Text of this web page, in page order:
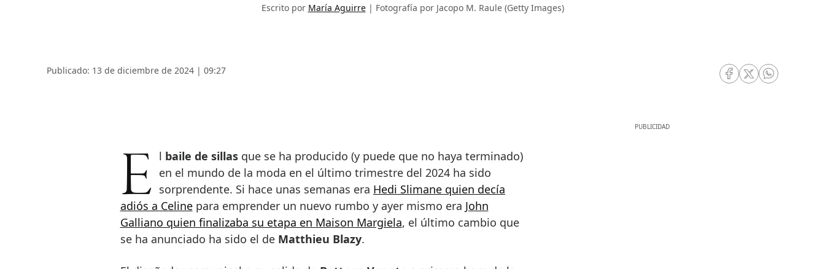
Escrito por María Aguirre Fotografía por Jacopo M. Raule (Getty Images)
Publicado: 13 de diciembre de 2024 | 09:27
RRSS Facebook
RRSS Twitter
RRSS
El baile de sillasque se ha producido (y puede que no haya terminado)
en el mundo de la moda en el último trimestre del 2024 ha sido
sorprendente. Si hace unas semanas era Hedi Slimane quien decía
adiós a Celinepara emprender un nuevo rumbo y ayer mismo era John
Galliano quien finalizaba su etapa en Maison Margiela, el último cambio que
se ha anunciado ha sido el de Matthieu Blazy.